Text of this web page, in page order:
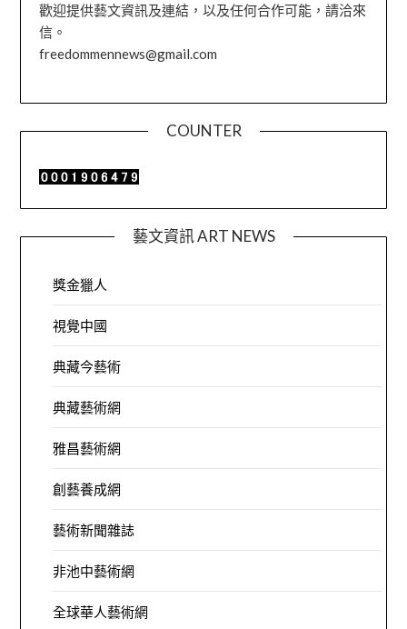
歡迎提供藝文資訊及連結，以及任何合作可能，請洽來
信。
freedommennews@gmail.com
COUNTER
藝文資訊 ART NEWS
獎金獵人
視覺中國
典藏今藝術
典藏藝術網
雅昌藝術網
創藝養成網
藝術新聞雜誌
非池中藝術網
全球華人藝術網